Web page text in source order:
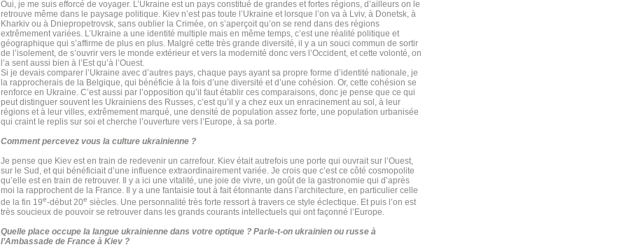
Oui, je me suis efforcé de voyager. L’Ukraine est un pays constitué de grandes et fortes régions, d’ailleurs on le
retrouve même dans le paysage politique. Kiev n’est pas toute l’Ukraine et lorsque l’on va à Lviv, à Donetsk, à
Kharkiv ou à Dniepropetrovsk, sans oublier la Crimée, on s’aperçoit qu’on se rend dans des régions
extrêmement variées. L’Ukraine a une identité multiple mais en même temps, c’est une réalité politique et
géographique qui s’affirme de plus en plus. Malgré cette très grande diversité, il y a un souci commun de sortir
de l’isolement, de s’ouvrir vers le monde extérieur et vers la modernité donc vers l’Occident, et cette volonté, on
l’a sent aussi bien à l’Est qu’à l’Ouest.
Si je devais comparer l’Ukraine avec d’autres pays, chaque pays ayant sa propre forme d’identité nationale, je
la rapprocherais de la Belgique, qui bénéficie à la fois d’une diversité et d’une cohésion. Or, cette cohésion se
renforce en Ukraine. C’est aussi par l’opposition qu’il faut établir ces comparaisons, donc je pense que ce qui
peut distinguer souvent les Ukrainiens des Russes, c’est qu’il y a chez eux un enracinement au sol, à leur
régions et à leur villes, extrêmement marqué, une densité de population assez forte, une population urbanisée
qui craint le replis sur soi et cherche l’ouverture vers l’Europe, à sa porte.
Comment percevez vous la culture ukrainienne ?
Je pense que Kiev est en train de redevenir un carrefour. Kiev était autrefois une porte qui ouvrait sur l’Ouest,
sur le Sud, et qui bénéficiait d’une influence extraordinairement variée. Je crois que c’est ce côté cosmopolite
qu’elle est en train de retrouver. Il y a ici une vitalité, une joie de vivre, un goût de la gastronomie qui d’après
moi la rapprochent de la France. Il y a une fantaisie tout à fait étonnante dans l’architecture, en particulier celle
de la fin 19e-début 20e siècles. Une personnalité très forte ressort à travers ce style éclectique. Et puis l’on est
très soucieux de pouvoir se retrouver dans les grands courants intellectuels qui ont façonné l’Europe.
Quelle place occupe la langue ukrainienne dans votre optique ? Parle-t-on ukrainien ou russe à
l’Ambassade de France à Kiev ?